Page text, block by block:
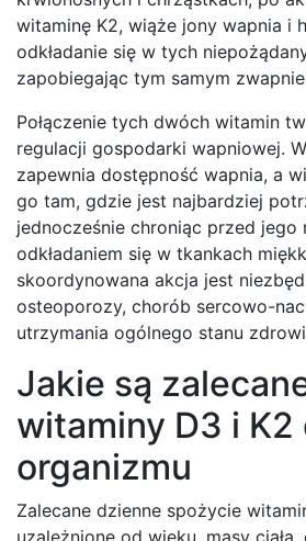
witaminę K2, wiąże jony wapnia i
odkładanie się w tych
zapobiegając tym samym
Połączenie tych dwóch witamin
regulacji gospodarki wapniowej.
zapewnia dostępność wapnia, a
go tam, gdzie jest najbardziej
jednocześnie chroniąc przed jego
odkładaniem się w tkankach
skoordynowana akcja jest
osteoporozy, chorób sercowo-
utrzymania ogólnego stanu
Jakie są
witaminy D3 i K2
organizmu
Zalecane dzienne spożycie
uzależnione od wieku, masy